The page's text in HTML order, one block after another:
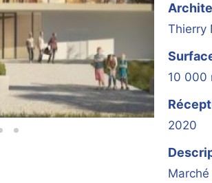
Thierry
10 000
2020